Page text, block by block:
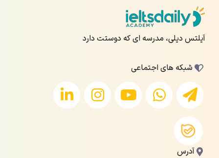
آیلتس دیلی، مدرسه ای که دوستت دارد
شبکه های اجتماعی
آدرس